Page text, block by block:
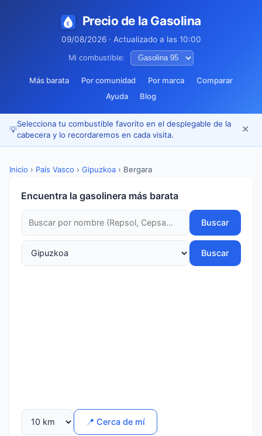
Precio de la Gasolina
09/08/2026 · Actualizado a las 10:00
Mi combustible:
Más barata Por comunidad Por marca
Comparar
Ayuda
Blog
💡
Selecciona tu combustible favorito en el desplegable de la
cabecera y lo recordaremos en cada visita.
✕
Inicio › País Vasco › Gipuzkoa › Bergara
Encuentra la gasolinera más barata
Buscar
Buscar
📍 Cerca de mí